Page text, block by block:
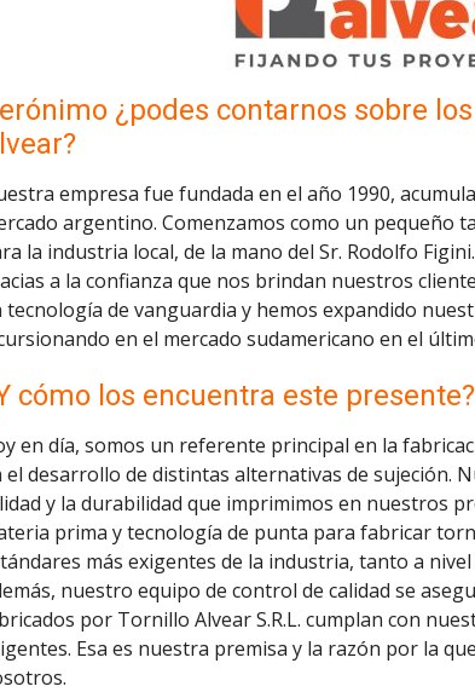
¿podes contarnos sobre
empresa fue fundada en el año 1990,
argentino. Comenzamos como un pequeño
la industria local, de la mano del Sr. Rodolfo
a la confianza que nos brindan nuestros
tecnología de vanguardia y hemos expandido
en el mercado sudamericano en el
cómo los encuentra este presente?
en día, somos un referente principal en la
el desarrollo de distintas alternativas de sujeción.
y la durabilidad que imprimimos en nuestros
prima y tecnología de punta para fabricar
más exigentes de la industria, tanto a
nuestro equipo de control de calidad se
por Tornillo Alvear S.R.L. cumplan con
Esa es nuestra premisa y la razón por la